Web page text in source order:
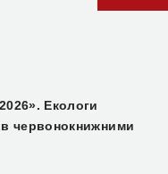
Екологи
червонокнижними